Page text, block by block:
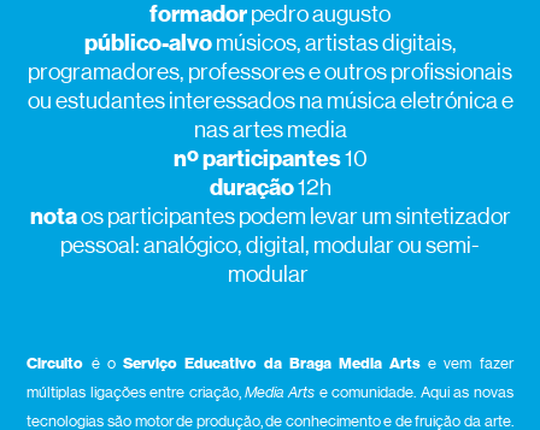
formadorpedro augusto
público-alvo músicos, artistas digitais,
programadores, professores e outros profissionais
ou estudantes interessados na música eletrónica e
nas artes media
nº participantes10
duração12h
notaos participantes podem levar um sintetizador
pessoal: analógico, digital, modular ousemi-
modular
Circuito é o Serviço Educativo da Braga Media Arts e vem fazer
múltiplas ligações entre criação,Media Arts e comunidade. Aqui as novas
tecnologias são motor de produção, de conhecimento e de fruição da arte.